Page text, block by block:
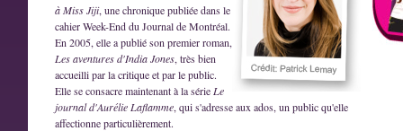
à Miss Jiji, une chronique publiée dans le
cahier Week-End du Journal de Montréal.
En 2005, elle a publié son premier roman,
Les aventures d'India Jones, très bien
accueilli par la critique et par le public.
Elle se consacre maintenant à la série Le
journal d'Aurélie Laflamme, qui s'adresse aux ados, un public qu'elle
affectionne particulièrement.